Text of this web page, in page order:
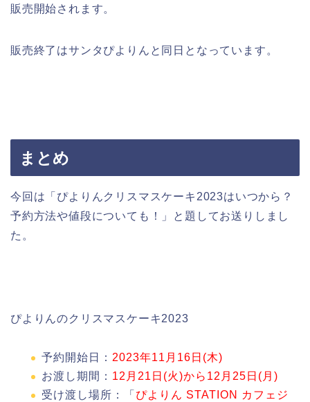
販売開始されます。
販売終了はサンタぴよりんと同日となっています。
まとめ
今回は「ぴよりんクリスマスケーキ2023はいつから？
予約方法や値段についても！」と題してお送りしまし
た。
ぴよりんのクリスマスケーキ2023
予約開始日： 2023年11月16日(木)
お渡し期間： 12月21日(火)から12月25日(月)
受け渡し場所：「 ぴよりん STATION カフェジ